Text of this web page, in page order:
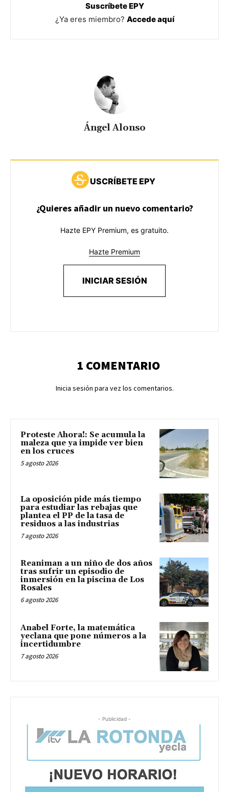
Suscríbete EPY
¿Ya eres miembro? Accede aquí
Ángel Alonso
USCRÍBETE EPY
¿Quieres añadir un nuevo comentario?
Hazte EPY Premium, es gratuito.
Hazte Premium
INICIAR SESIÓN
1 COMENTARIO
Inicia sesión para vez los comentarios.
Proteste Ahora!: Se acumula la
maleza que ya impide ver bien
en los cruces
5 agosto 2026
La oposición pide más tiempo
para estudiar las rebajas que
plantea el PP de la tasa de
residuos a las industrias
7 agosto 2026
Reaniman a un niño de dos años
tras sufrir un episodio de
inmersión en la piscina de Los
Rosales
6 agosto 2026
Anabel Forte, la matemática
yeclana que pone números a la
incertidumbre
7 agosto 2026
- Publicidad -